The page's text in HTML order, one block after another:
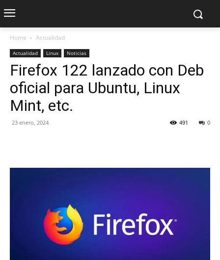
Home Actualidad
Actualidad Linux Noticias
Firefox 122 lanzado con Deb
oficial para Ubuntu, Linux
Mint, etc.
23 enero, 2024 0
491